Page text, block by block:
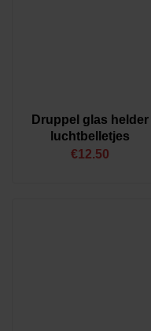
Druppel glas helder
luchtbelletjes
€12.50